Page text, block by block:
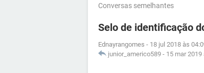
Conversas semelhantes
Selo de identificação
Ednayrangomes - 18 jul 2018 às
junior_americo589 - 15 mar 2019